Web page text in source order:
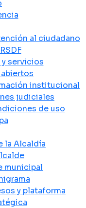
al ciudadano
servicios
institucional
judiciales
de uso
la Alcaldía
municipal
y plataforma